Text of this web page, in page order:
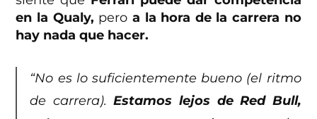
en la Qualy, pero a la hora de la carrera no
hay nada que hacer.
“No es lo suficientemente bueno (el ritmo
de carrera).Estamos lejos de Red Bull,